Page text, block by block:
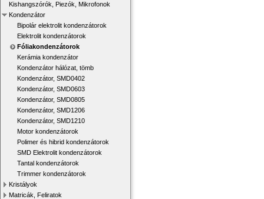
Kishangszórók, Piezók, Mikrofonok
Kondenzátor
Bipolár elektrolit kondenzátorok
Elektrolit kondenzátorok
Fóliakondenzátorok
Kerámia kondenzátor
Kondenzátor hálózat, tömb
Kondenzátor, SMD0402
Kondenzátor, SMD0603
Kondenzátor, SMD0805
Kondenzátor, SMD1206
Kondenzátor, SMD1210
Motor kondenzátorok
Polimer és hibrid kondenzátorok
SMD Elektrolit kondenzátorok
Tantal kondenzátorok
Trimmer kondenzátorok
Kristályok
Matricák, Feliratok